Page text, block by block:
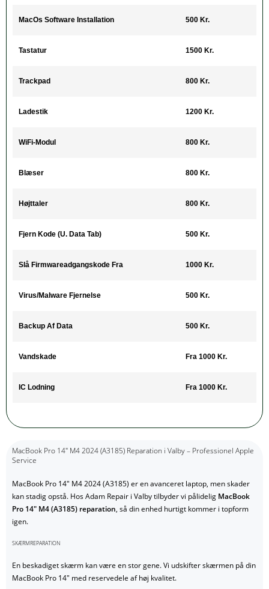
MacOs Software Installation 500 Kr.
Tastatur 1500 Kr.
Trackpad 800 Kr.
Ladestik 1200 Kr.
WiFi-Modul 800 Kr.
Blæser 800 Kr.
Højttaler 800 Kr.
Fjern Kode (u. Data Tab) 500 Kr.
Slå Firmwareadgangskode Fra 1000 Kr.
Virus/Malware Fjernelse 500 Kr.
Backup Af Data 500 Kr.
Vandskade Fra 1000 Kr.
IC Lodning Fra 1000 Kr.
MacBook Pro 14" M4 2024 (A3185) Reparation i Valby – Professionel Apple
Service
MacBook Pro 14" M4 2024 (A3185) er en avanceret laptop, men skader
kan stadig opstå. Hos Adam Repair i Valby tilbyder vi pålidelig MacBook
Pro 14" M4 (A3185) reparation, så din enhed hurtigt kommer i topform
igen.
SKÆRMREPARATION
En beskadiget skærm kan være en stor gene. Vi udskifter skærmen på din
MacBook Pro 14" med reservedele af høj kvalitet.